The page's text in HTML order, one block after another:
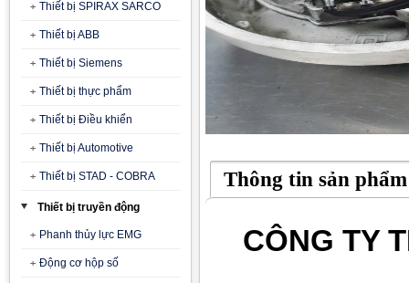
Thiết bị SPIRAX SARCO
Thiết bị ABB
Thiết bị Siemens
Thiết bị thực phẩm
Thiết bị Điều khiển
Thiết bị Automotive
Thiết bị STAD - COBRA
Thiết bị truyền động
Phanh thủy lực EMG
Động cơ hộp số
Thông tin sản phẩm
CÔNG TY